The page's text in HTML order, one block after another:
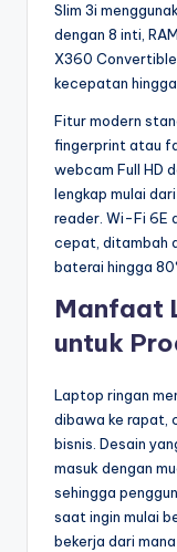
Slim 3i
dengan 8 inti,
X360
kecepatan hingga
Fitur modern
fingerprint atau
webcam Full HD
lengkap mulai
reader. Wi-Fi 6E
cepat, ditambah
baterai hingga
Manfaat
untuk
Laptop ringan
dibawa ke rapat,
bisnis. Desain
masuk dengan
sehingga
saat ingin mulai
bekerja dari